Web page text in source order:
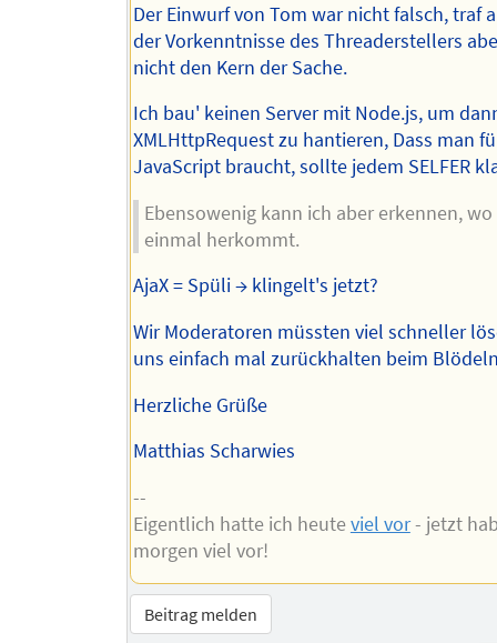
Der Einwurf von Tom war nicht falsch, traf
der Vorkenntnisse des Threaderstellers
nicht den Kern der Sache.
Ich bau' keinen Server mit Node.js, um
XMLHttpRequest zu hantieren, Dass man
JavaScript braucht, sollte jedem SELFER
Ebensowenig kann ich aber erkennen,
einmal herkommt.
AjaX = Spüli → klingelt's jetzt?
Wir Moderatoren müssten viel schneller
uns einfach mal zurückhalten beim
Herzliche Grüße
Matthias Scharwies
--
Eigentlich hatte ich heuteviel vor- jetzt
morgen viel vor!
Beitrag melden